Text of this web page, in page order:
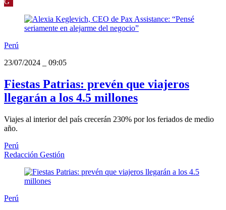
Perú
23/07/2024
09:05
Fiestas Patrias: prevén que viajeros
llegarán a los 4.5 millones
Viajes al interior del país crecerán 230% por los feriados de medio
año.
Perú
Redacción Gestión
Perú